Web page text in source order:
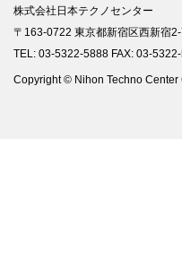
株式会社日本テクノセンター
〒163-0722 東京都新宿区西新宿
TEL: 03-5322-5888 FAX: 03-
Copyright © Nihon Techno Center